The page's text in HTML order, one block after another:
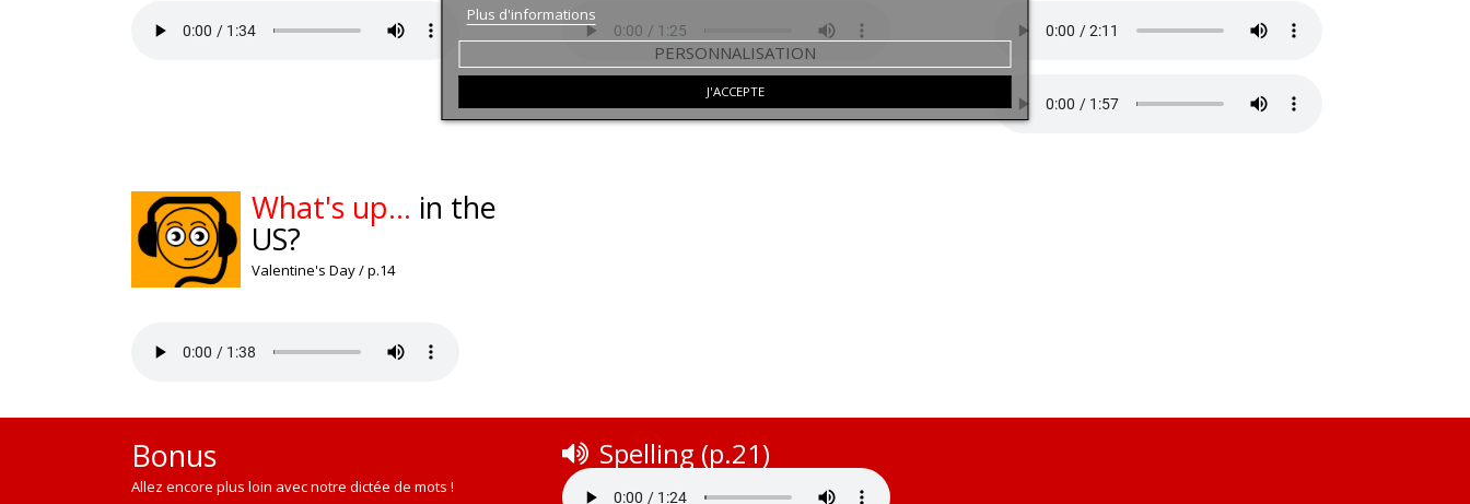
What's up... in the
US?
Valentine's Day / p.14
Bonus
Allez encore plus loin avec notre dictée de mots !
Spelling (p.21)
Plus d'informations
PERSONNALISATION
J'ACCEPTE